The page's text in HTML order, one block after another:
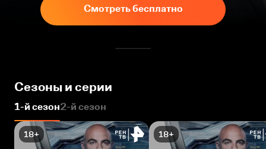
Смотреть бесплатно
Сезоны и серии
1-й сезон2-й сезон
18+ 18+